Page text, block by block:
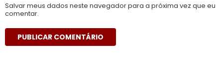
Salvar meus dados neste navegador para a próxima vez que eu
comentar.